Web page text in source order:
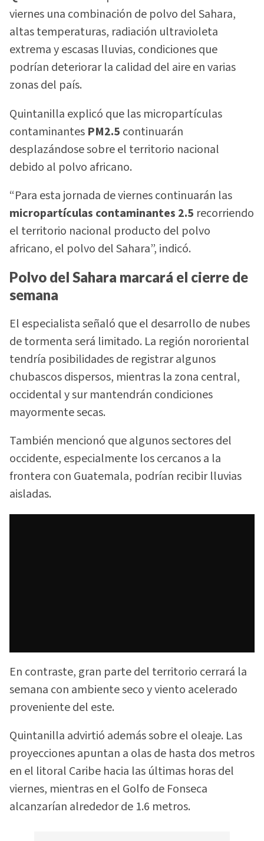
viernes una combinación de polvo del Sahara,
altas temperaturas, radiación ultravioleta
extrema y escasas lluvias, condiciones que
podrían deteriorar la calidad del aire en varias
zonas del país.
Quintanilla explicó que las micropartículas
contaminantes PM2.5 continuarán
desplazándose sobre el territorio nacional
debido al polvo africano.
“Para esta jornada de viernes continuarán las
micropartículas contaminantes 2.5 recorriendo
el territorio nacional producto del polvo
africano, el polvo del Sahara”, indicó.
Polvo del Sahara marcará el cierre de
semana
El especialista señaló que el desarrollo de nubes
de tormenta será limitado. La región nororiental
tendría posibilidades de registrar algunos
chubascos dispersos, mientras la zona central,
occidental y sur mantendrán condiciones
mayormente secas.
También mencionó que algunos sectores del
occidente, especialmente los cercanos a la
frontera con Guatemala, podrían recibir lluvias
aisladas.
En contraste, gran parte del territorio cerrará la
semana con ambiente seco y viento acelerado
proveniente del este.
Quintanilla advirtió además sobre el oleaje. Las
proyecciones apuntan a olas de hasta dos metros
en el litoral Caribe hacia las últimas horas del
viernes, mientras en el Golfo de Fonseca
alcanzarían alrededor de 1.6 metros.